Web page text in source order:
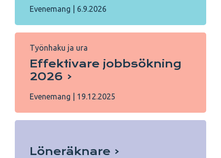
Evenemang 6.9.2026
Työnhaku ja ura
Effektivare jobbsökning
2026
Evenemang 19.12.2025
Löneräknare